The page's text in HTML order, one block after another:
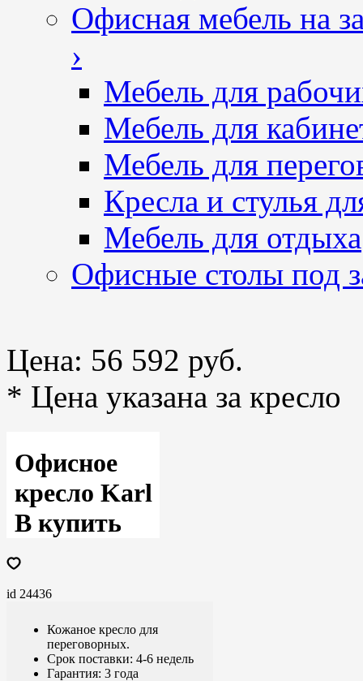
Офисная мебель на
›
Мебель для
Мебель для
Мебель для
Кресла и стулья
Мебель для отдыха
Офисные столы под
Цена: 56 592 руб.
* Цена указана за кресло
Офисное
кресло Karl
B купить
id 24436
Кожаное кресло для
переговорных.
Срок поставки: 4-6 недель
Гарантия: 3 года